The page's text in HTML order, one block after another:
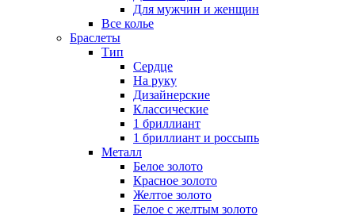
Для мужчин и женщин
Все колье
Браслеты
Тип
Сердце
На руку
Дизайнерские
Классические
1 бриллиант
1 бриллиант и россыпь
Металл
Белое золото
Красное золото
Желтое золото
Белое с желтым золото